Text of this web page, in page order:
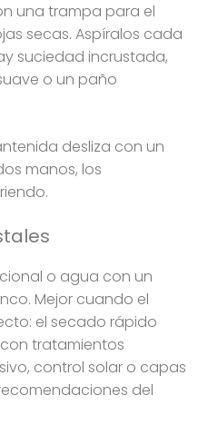
una trampa para el
secas. Aspíralos cada
suciedad incrustada,
o un paño
desliza con un
manos, los
o agua con un
Mejor cuando el
el secado rápido
tratamientos
control solar o capas
del